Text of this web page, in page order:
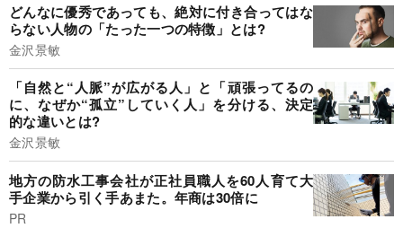
どんなに優秀であっても、絶対に付き合ってはな
らない人物の「たった一つの特徴」とは?
金沢景敏
「自然と“人脈”が広がる人」と「頑張ってるの
に、なぜか“孤立”していく人」を分ける、決定
的な違いとは?
金沢景敏
地方の防水工事会社が正社員職人を60人育て大
手企業から引く手あまた。年商は30倍に
PR